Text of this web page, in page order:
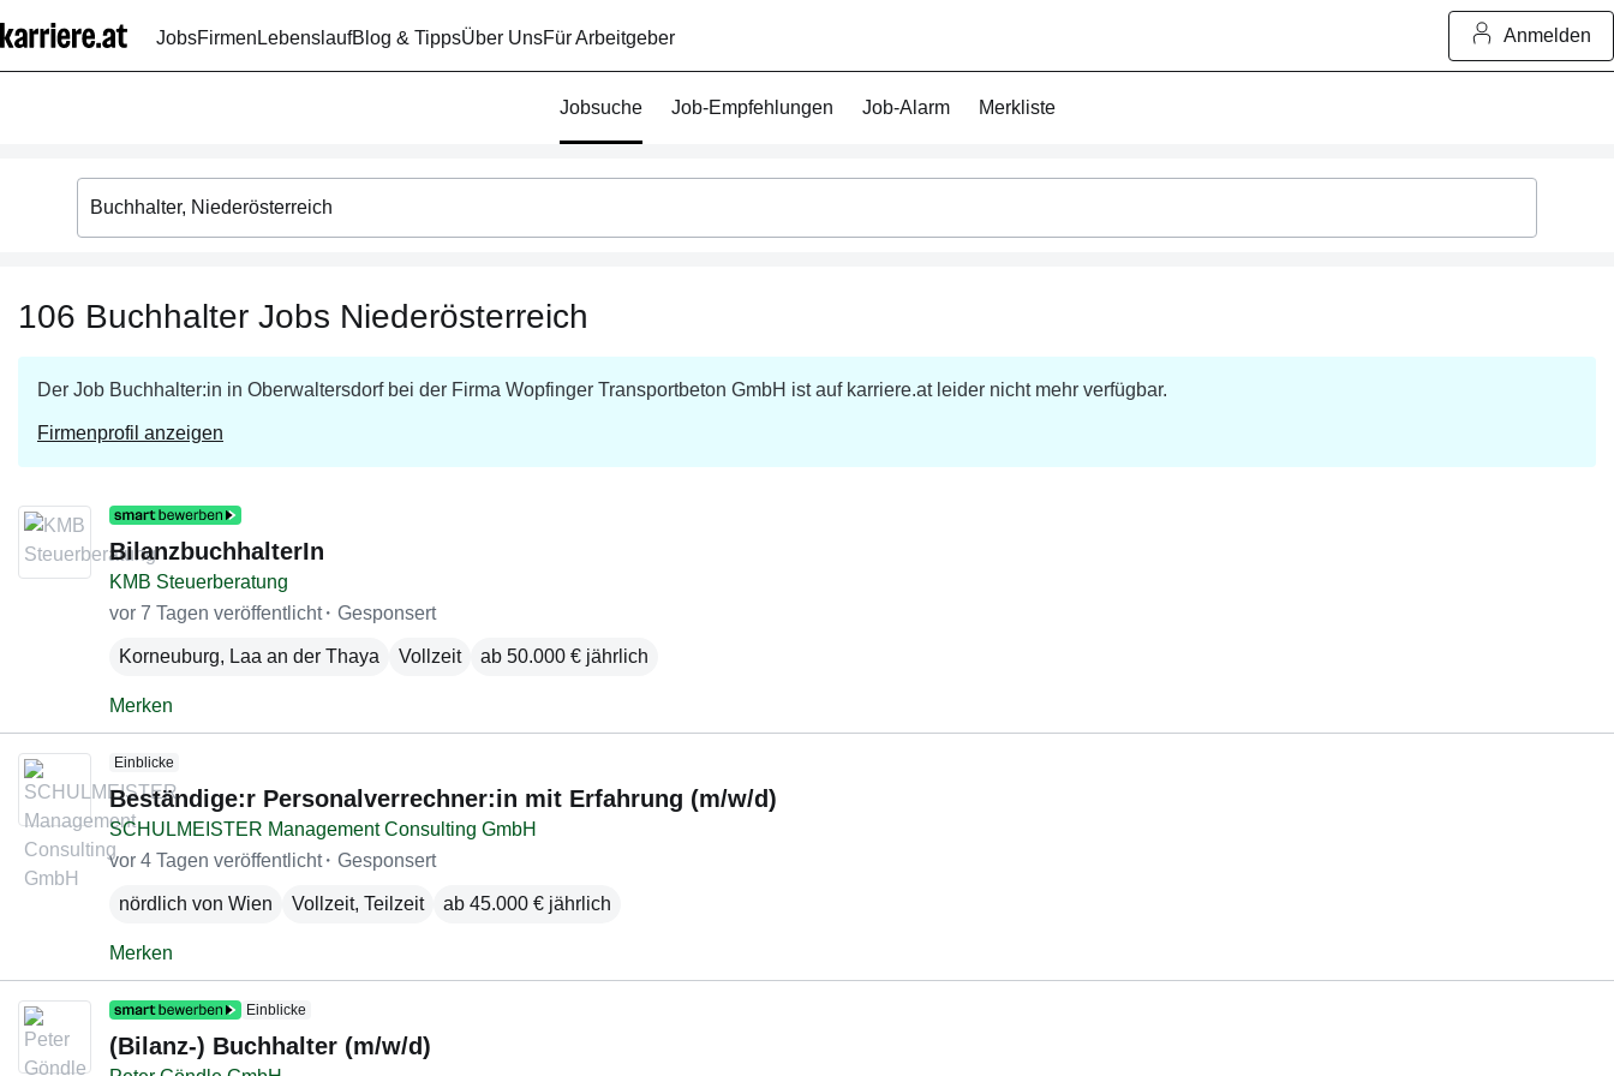
Seiteninhalt
springen
JobsFirmen LebenslaufBlog & TippsÜber UnsFür Arbeitgeber Anmelden
Jobsuche Job-Empfehlungen Job-Alarm Merkliste
106 Buchhalter Jobs Niederösterreich
in
Der Job Buchhalter:in in Oberwaltersdorfbei der Firma Wopfinger Transportbeton GmbH ist auf karriere.at leider nicht mehr verfügbar.
Firmenprofil anzeigen
BilanzbuchhalterIn
KMB Steuerberatung
vor 7 Tagen veröffentlicht
Gesponsert
Korneuburg, Laa an der Thaya Vollzeit ab 50.000 € jährlich
Merken
Einblicke
Beständige:r Personalverrechner:in mit Erfahrung (m/w/d)
SCHULMEISTER Management Consulting GmbH
vor 4 Tagen veröffentlicht
Gesponsert
nördlich von Wien Vollzeit, Teilzeit ab 45.000 € jährlich
Merken
Einblicke
(Bilanz-) Buchhalter (m/w/d)